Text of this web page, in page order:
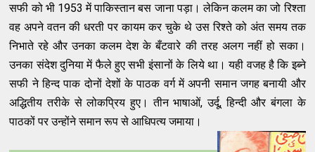
सफी को भी 1953 में पाकिस्तान बस जाना पड़ा। लेकिन कलम का जो रिश्ता
वह अपने वतन की धरती पर कायम कर चुके थे उस रिश्ते को अंत समय तक
निभाते रहे और उनका कलम देश के बँटवारे की तरह अलग नहीं हो सका।
उनका संदेश दुनिया में फैले हुए सभी इंसानों के लिये था। यही वजह है कि इब्ने
सफी ने हिन्द पाक दोनों देशों के पाठक वर्ग में अपनी समान जगह बनायी और
अद्धितीय तरीके से लोकप्रिय हुए। तीन भाषाओं, उर्दू, हिन्दी और बंगला के
पाठकों पर उन्होंने समान रूप से आधिपत्य जमाया।